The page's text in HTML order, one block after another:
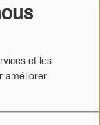
et les
améliorer